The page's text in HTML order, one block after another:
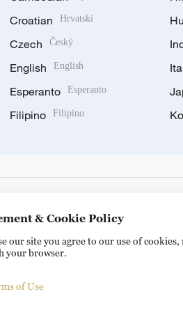
Croatian Hrvatski
Czech Český
English English
Esperanto Esperanto
Filipino Filipino
京ICP备20000184号
& Cookie Policy
our site you agree to our use of
your browser.
of Use